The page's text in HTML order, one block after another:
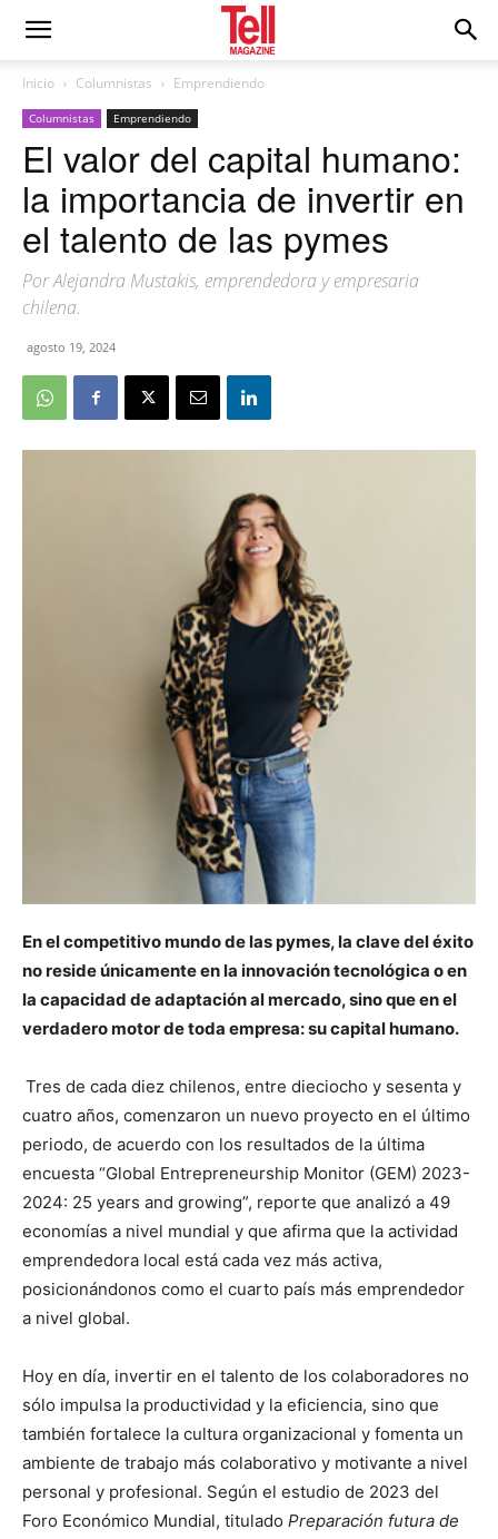
Inicio Columnistas Emprendiendo
Columnistas Emprendiendo
El valor del capital humano:
la importancia de invertir en
el talento de las pymes
Por Alejandra Mustakis, emprendedora y empresaria
chilena.
agosto 19, 2024
En el competitivo mundo de las pymes, la clave del éxito
no reside únicamente en la innovación tecnológica o en
la capacidad de adaptación al mercado, sino que en el
verdadero motor de toda empresa: su capital humano.
Tres de cada diez chilenos, entre dieciocho y sesenta y
cuatro años, comenzaron un nuevo proyecto en el último
periodo, de acuerdo con los resultados de la última
encuesta “Global Entrepreneurship Monitor (GEM) 2023-
2024: 25 years and growing”, reporte que analizó a 49
economías a nivel mundial y que afirma que la actividad
emprendedora local está cada vez más activa,
posicionándonos como el cuarto país más emprendedor
a nivel global.
Hoy en día, invertir en el talento de los colaboradores no
sólo impulsa la productividad y la eficiencia, sino que
también fortalece la cultura organizacional y fomenta un
ambiente de trabajo más colaborativo y motivante a nivel
personal y profesional. Según el estudio de 2023 del
Foro Económico Mundial, titulado Preparación futura de